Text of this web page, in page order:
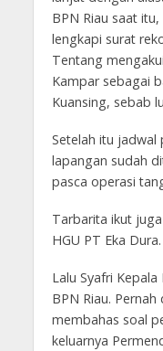
BPN Riau saat
lengkapi surat
Tentang
Kampar sebagai
Kuansing, sebab
Setelah itu jadwal
lapangan sudah
pasca operasi
Tarbarita ikut
HGU PT Eka Dura.
Lalu Syafri
BPN Riau.
membahas soal
keluarnya